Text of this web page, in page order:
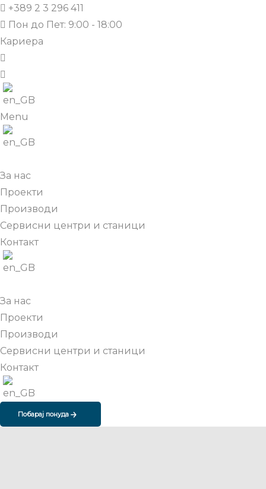
+389 2 3 296 411
Пон до Пет: 9:00 - 18:00
Кариера
Menu
За нас
Проекти
Производи
Сервисни центри и станици
Контакт
За нас
Проекти
Производи
Сервисни центри и станици
Контакт
Побарај понуда